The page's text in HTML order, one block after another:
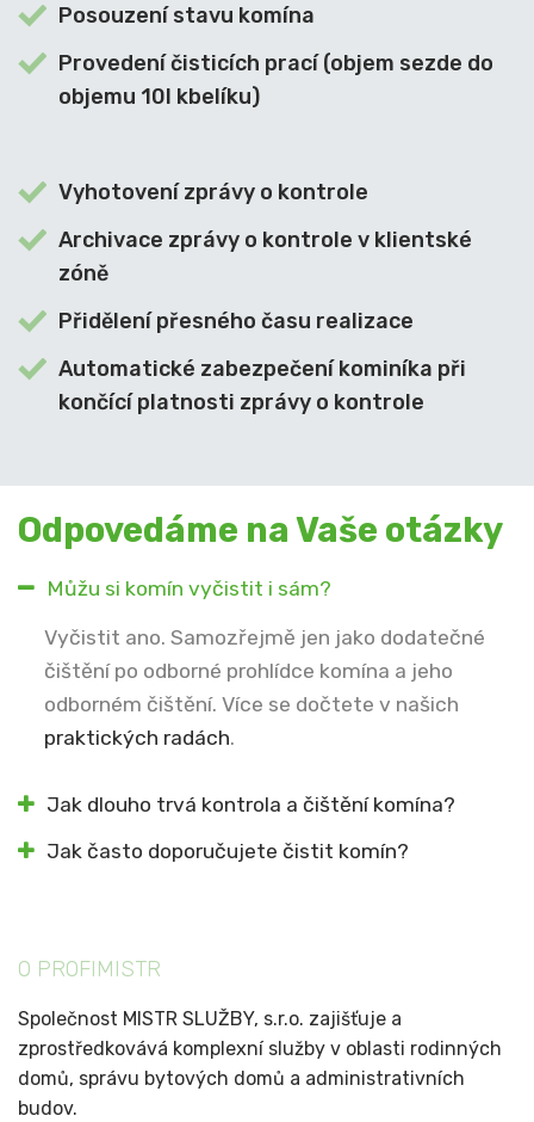
Posouzení stavu komína
Provedení čisticích prací (objem sezde do
objemu 10l kbelíku)
Vyhotovení zprávy o kontrole
Archivace zprávy o kontrole v klientské
zóně
Přidělení přesného času realizace
Automatické zabezpečení kominíka při
končící platnosti zprávy o kontrole
Odpovedáme na Vaše otázky
Můžu si komín vyčistit i sám?
Vyčistit ano. Samozřejmě jen jako dodatečné
čištění po odborné prohlídce komína a jeho
odborném čištění. Více se dočtete v našich
praktických radách.
Jak dlouho trvá kontrola a čištění komína?
Jak často doporučujete čistit komín?
O PROFIMISTR
Společnost MISTR SLUŽBY, s.r.o. zajišťuje a
zprostředkovává komplexní služby v oblasti rodinných
domů, správu bytových domů a administrativních
budov.